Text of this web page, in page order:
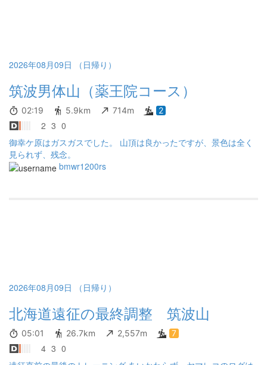
2026年08月09日 （日帰り）
筑波男体山（薬王院コース）
02:19 5.9km 714m 2
2 3 0
御幸ケ原はガスガスでした。 山頂は良かったですが、景色は全く
見られず、残念。
bmwr1200rs
2026年08月09日 （日帰り）
北海道遠征の最終調整 筑波山
05:01 26.7km 2,557m 7
4 3 0